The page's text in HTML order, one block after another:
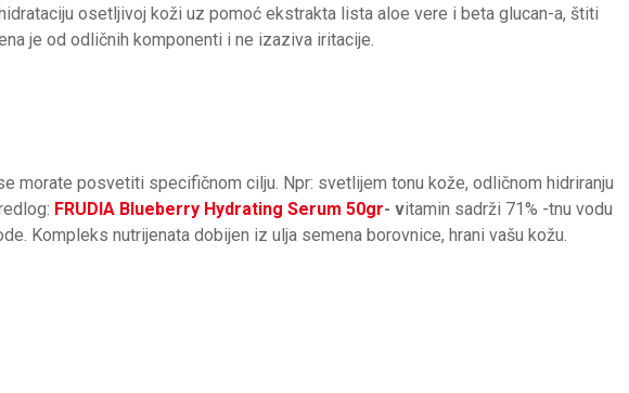
osetljivoj koži uz pomoć ekstrakta lista aloe vere i beta glucan-a, štiti
je od odličnih komponenti i ne izaziva iritacije.
morate posvetiti specifičnom cilju. Npr: svetlijem tonu kože, odličnom hidriranju
FRUDIA Blueberry Hydrating Serum 50gr- vitamin sadrži 71% -tnu vodu
Kompleks nutrijenata dobijen iz ulja semena borovnice, hrani vašu kožu.